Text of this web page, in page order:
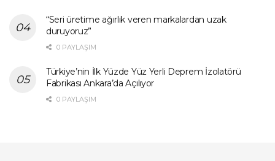
“Seri üretime ağırlık veren markalardan uzak
duruyoruz”
0 PAYLAŞIM
Türkiye’nin İlk Yüzde Yüz Yerli Deprem İzolatörü
Fabrikası Ankara’da Açılıyor
0 PAYLAŞIM